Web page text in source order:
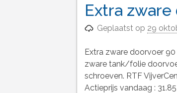
Extra
Geplaatst op 29
Extra zware doorvoer
zware tank/folie
schroeven. RTF
Actieprijs vandaag :